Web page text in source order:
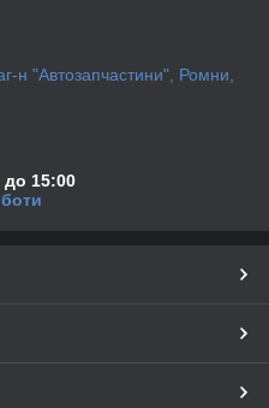
н "Автозапчастини", Ромни,
до 15:00